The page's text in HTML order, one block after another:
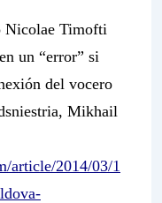
Nicolae Timofti
un “error” si
del vocero
Mikhail
article/2014/03/1